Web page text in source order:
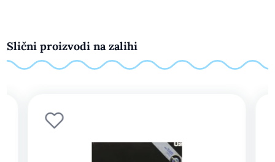
Slični proizvodi na zalihi